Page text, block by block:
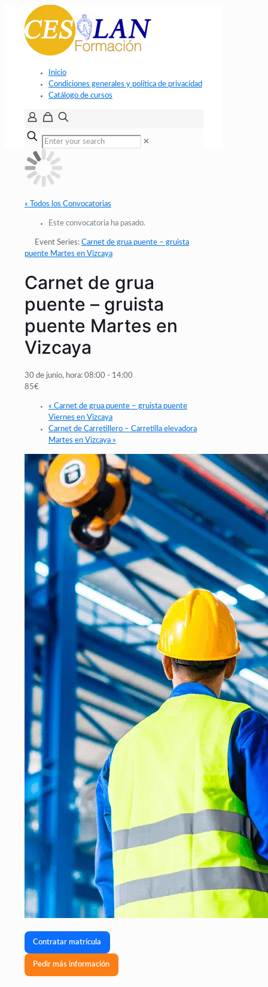
Inicio
Condiciones generales y política de privacidad
Catálogo de cursos
✕
« Todos los Convocatorias
Este convocatoria ha pasado.
Event Series: Carnet de grua puente – gruista
puente Martes en Vizcaya
Carnet de grua
puente – gruista
puente Martes en
Vizcaya
30 de junio, hora: 08:00 - 14:00
85€
« Carnet de grua puente – gruista puente
Viernes en Vizcaya
Carnet de Carretillero – Carretilla elevadora
Martes en Vizcaya »
Contratar matrícula
Pedir más información